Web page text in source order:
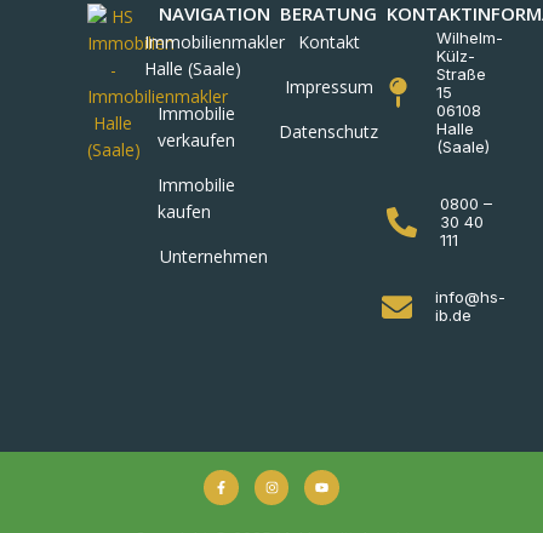
NAVIGATION
Immobilienmakler
Halle (Saale)
Immobilie
verkaufen
Immobilie
kaufen
Unternehmen
BERATUNG
Kontakt
Impressum
Datenschutz
Wilhelm-
Külz-
Straße
15
06108
Halle
(Saale)
0800 –
30 40
111
info@hs-
ib.de